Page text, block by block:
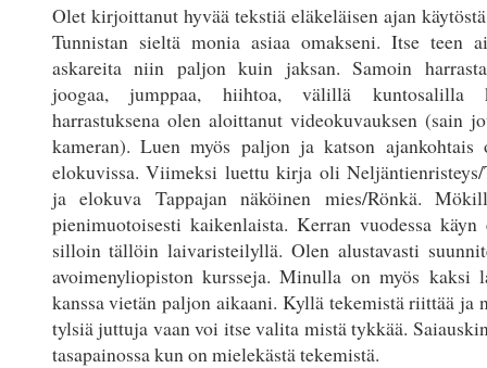
Olet kirjoittanut hyvää tekstiä eläkeläisen ajan
Tunnistan sieltä monia asiaa omakseni. Itse teen
askareita niin paljon kuin jaksan. Samoin
joogaa, jumppaa, hiihtoa, välillä kuntosalilla
harrastuksena olen aloittanut videokuvauksen (sain
kameran). Luen myös paljon ja katson
elokuvissa. Viimeksi luettu kirja oli
ja elokuva Tappajan näköinen mies/Rönkä.
pienimuotoisesti kaikenlaista. Kerran vuodessa
silloin tällöin laivaristeilyllä. Olen alustavasti
avoimenyliopiston kursseja. Minulla on myös kaksi
kanssa vietän paljon aikaani. Kyllä tekemistä riittää ja
tylsiä juttuja vaan voi itse valita mistä tykkää.
tasapainossa kun on mielekästä tekemistä.